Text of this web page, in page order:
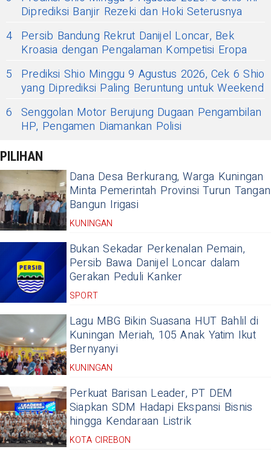
Diprediksi Banjir Rezeki dan Hoki Seterusnya
4 Persib Bandung Rekrut Danijel Loncar, Bek
Kroasia dengan Pengalaman Kompetisi Eropa
5
Prediksi Shio Minggu 9 Agustus 2026, Cek 6 Shio
yang Diprediksi Paling Beruntung untuk Weekend
6 Senggolan Motor Berujung Dugaan Pengambilan
HP, Pengamen Diamankan Polisi
PILIHAN
Dana Desa Berkurang, Warga Kuningan
Minta Pemerintah Provinsi Turun Tangan
Bangun Irigasi
KUNINGAN
Bukan Sekadar Perkenalan Pemain,
Persib Bawa Danijel Loncar dalam
Gerakan Peduli Kanker
SPORT
Lagu MBG Bikin Suasana HUT Bahlil di
Kuningan Meriah, 105 Anak Yatim Ikut
Bernyanyi
KUNINGAN
Perkuat Barisan Leader, PT DEM
Siapkan SDM Hadapi Ekspansi Bisnis
hingga Kendaraan Listrik
KOTA CIREBON